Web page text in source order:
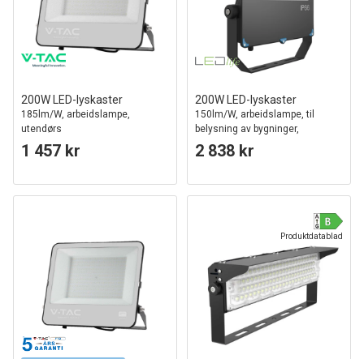
200W LED-lyskaster
185lm/W, arbeidslampe,
utendørs
1 457 kr
200W LED-lyskaster
150lm/W, arbeidslampe, til
belysning av bygninger,
parkeringsplasser, statuer mm.
2 838 kr
Produktdatablad